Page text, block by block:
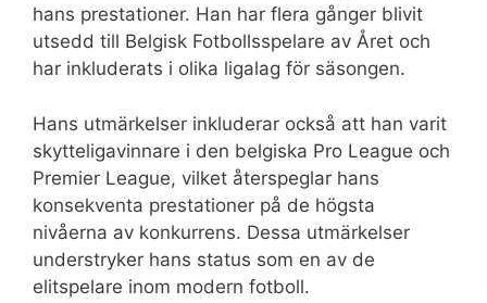
hans prestationer. Han har flera gånger blivit
utsedd till Belgisk Fotbollsspelare av Året och
har inkluderats i olika ligalag för säsongen.
Hans utmärkelser inkluderar också att han varit
skytteligavinnare i den belgiska Pro League och
Premier League, vilket återspeglar hans
konsekventa prestationer på de högsta
nivåerna av konkurrens. Dessa utmärkelser
understryker hans status som en av de
elitspelare inom modern fotboll.